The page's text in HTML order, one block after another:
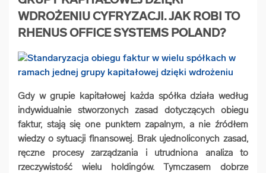
Archiwizowanie dokumentów
arrow_forward
Usługi digitalizacjyjne arrow_forward
Osuszanie dokumentów arrow_forward
Pozostałe usługi arrow_forward
WDROŻENIU CYFRYZACJI. JAK ROBI TO
RHENUS OFFICE SYSTEMS POLAND?
Gdy w grupie kapitałowej każda spółka działa według
indywidualnie stworzonych zasad dotyczących obiegu
faktur, stają się one punktem zapalnym, a nie źródłem
wiedzy o sytuacji finansowej. Brak ujednoliconych zasad,
ręczne procesy zarządzania i utrudniona analiza to
rzeczywistość wielu holdingów. Tymczasem dobrze